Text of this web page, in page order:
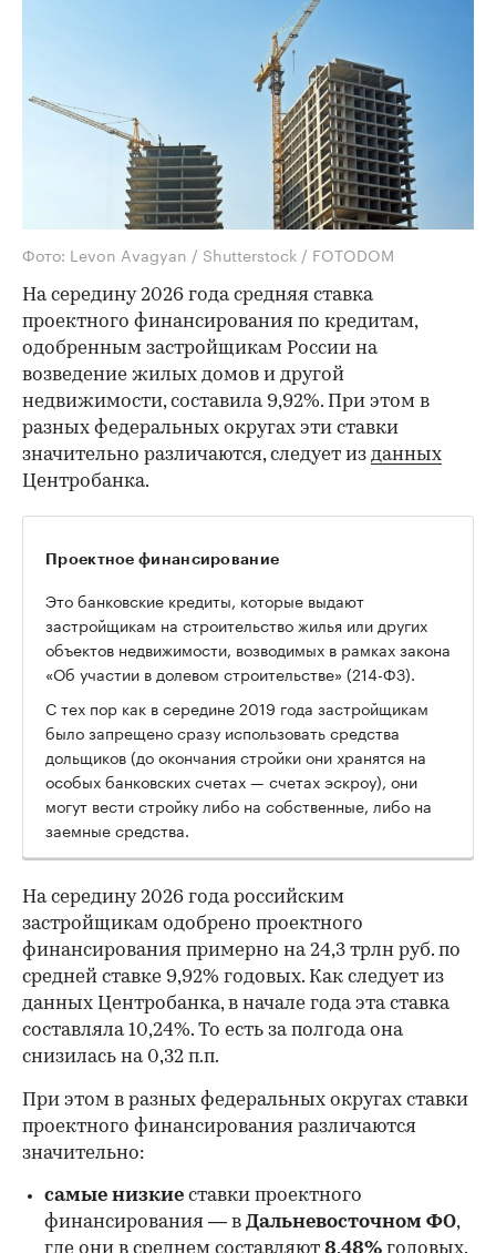
Фото: Levon Avagyan / Shutterstock / FOTODOM
На середину 2026 года средняя ставка
проектного финансирования по кредитам,
одобренным застройщикам России на
возведение жилых домов и другой
недвижимости, составила 9,92%. При этом в
разных федеральных округах эти ставки
значительно различаются, следует из данных
Центробанка.
Проектное финансирование
Это банковские кредиты, которые выдают
застройщикам на строительство жилья или других
объектов недвижимости, возводимых в рамках закона
«Об участии в долевом строительстве» (214-ФЗ).
С тех пор как в середине 2019 года застройщикам
было запрещено сразу использовать средства
дольщиков (до окончания стройки они хранятся на
особых банковских счетах — счетах эскроу), они
могут вести стройку либо на собственные, либо на
заемные средства.
На середину 2026 года российским
застройщикам одобрено проектного
финансирования примерно на 24,3 трлн руб. по
средней ставке 9,92% годовых. Как следует из
данных Центробанка, в начале года эта ставка
составляла 10,24%. То есть за полгода она
снизилась на 0,32 п.п.
При этом в разных федеральных округах ставки
проектного финансирования различаются
значительно:
самые низкие ставки проектного
финансирования — в Дальневосточном ФО,
где они в среднем составляют 8,48% годовых.